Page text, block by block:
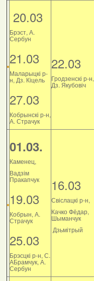
20.03
Брэст, А.
Сербун
21.03
Маларыцкі р-
н, Дз. Кіцель
27.03
Кобрынскі р-н,
А. Страчук
22.03
Гродзенскі р-н,
Дз. Якубовіч
01.03.
Каменец,
Вадзім
Пракапчук
19.03
Кобрын, А.
Страчук
25.03
Брэсцкі р-н, С.
АБрамчук, А.
Сербун
16.03
Свіслацкі р-н,
Качко Фёдар,
Шыманчук
Дзьмітрый